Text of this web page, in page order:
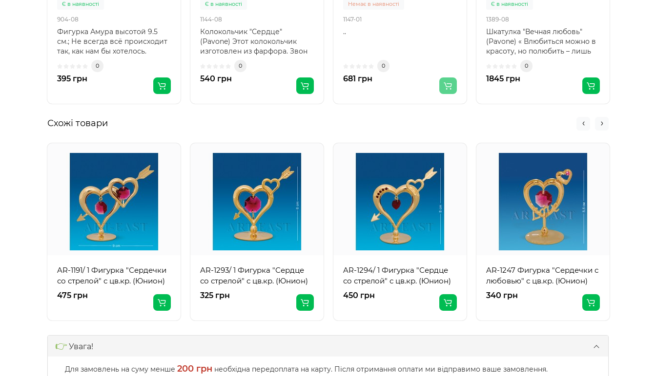
Є в наявності
904-08
Фигурка Амура высотой 9.5
см.; Не всегда всё происходит
так, как нам бы хотелось.
0
395 грн
Є в наявності
1144-08
Колокольчик "Сердце"
(Pavone) Этот колокольчик
изготовлен из фарфора. Звон
0
540 грн
Немає в наявності
1147-01
..
0
681 грн
Є в наявності
1389-08
Шкатулка "Вечная любовь"
(Pavone) « Влюбиться можно в
красоту, но полюбить – лишь
0
1845 грн
Схожі товари
AR-1191/ 1 Фигурка "Сердечки
со стрелой" с цв.кр. (Юнион)
475 грн
AR-1293/ 1 Фигурка "Сердце
со стрелой" с цв.кр. (Юнион)
325 грн
AR-1294/ 1 Фигурка "Сердце
со стрелой" с цв.кр. (Юнион)
450 грн
AR-1247 Фигурка "Сердечки с
любовью" с цв.кр. (Юнион)
340 грн
👉 Увага!
Для замовлень на суму менше 200 грн необхідна передоплата на карту. Після отримання оплати ми відправимо ваше замовлення.